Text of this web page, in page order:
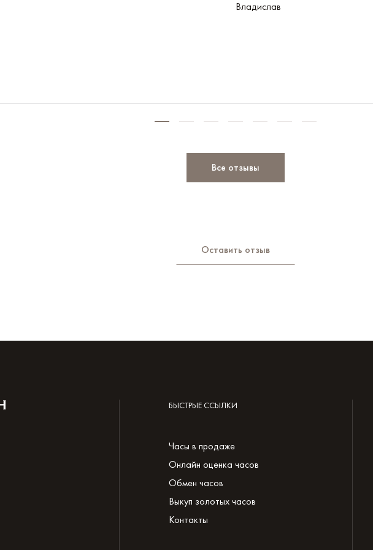
Владислав
Все отзывы
Оставить отзыв
БЫСТРЫЕ ССЫЛКИ
Часы в продаже
Онлайн оценка часов
Обмен часов
Выкуп золотых часов
Контакты